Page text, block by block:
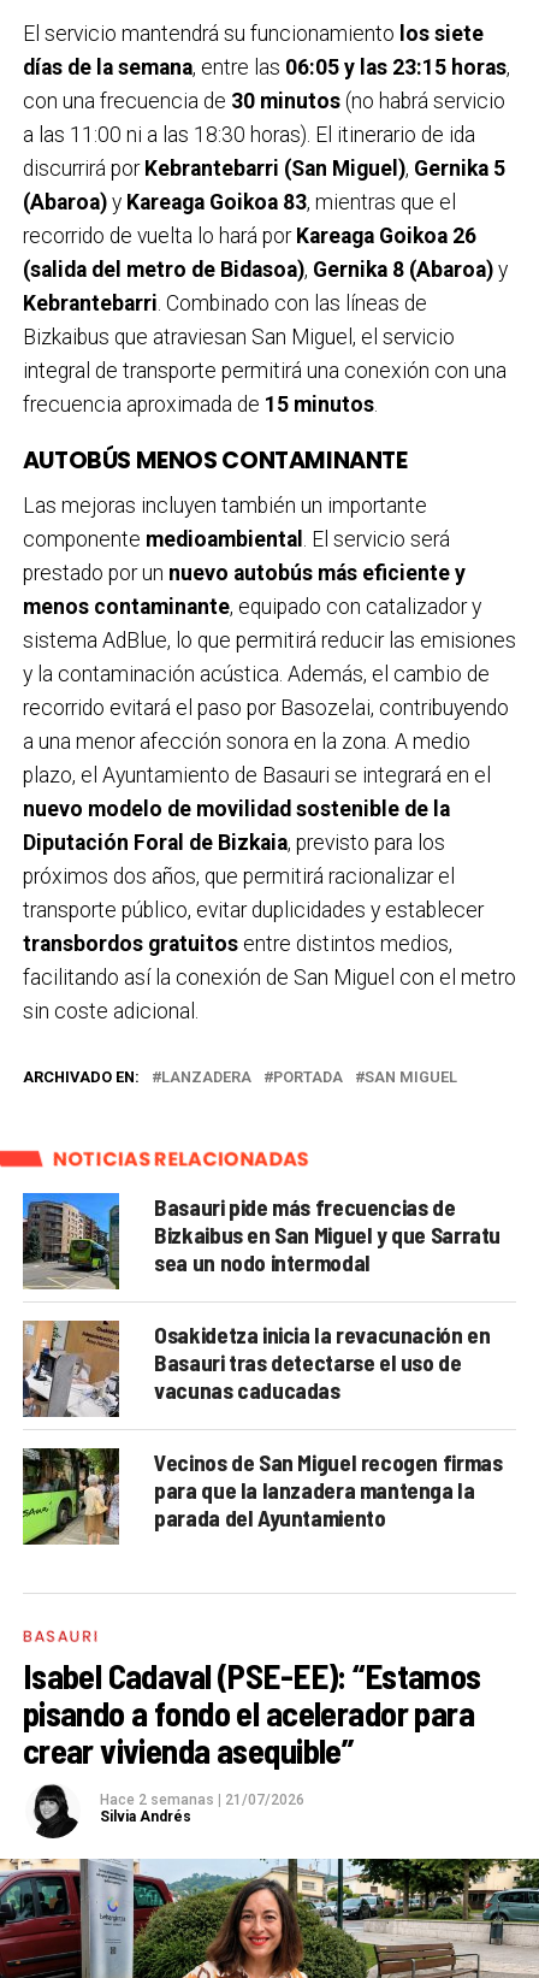
El servicio mantendrá su funcionamiento los siete
días de la semana, entre las 06:05 y las 23:15 horas,
con una frecuencia de 30 minutos(no habrá servicio
a las 11:00 ni a las 18:30 horas). El itinerario de ida
discurrirá por Kebrantebarri (San Miguel), Gernika 5
(Abaroa)y Kareaga Goikoa 83, mientras que el
recorrido de vuelta lo hará por Kareaga Goikoa 26
(salida del metro de Bidasoa), Gernika 8 (Abaroa)y
Kebrantebarri. Combinado con las líneas de
Bizkaibus que atraviesan San Miguel, el servicio
integral de transporte permitirá una conexión con una
frecuencia aproximada de 15 minutos.
AUTOBÚS MENOS CONTAMINANTE
Las mejoras incluyen también un importante
componente medioambiental . El servicio será
prestado por un nuevo autobús más eficiente y
menos contaminante, equipado con catalizador y
sistema AdBlue, lo que permitirá reducir las emisiones
y la contaminación acústica. Además, el cambio de
recorrido evitará el paso por Basozelai, contribuyendo
a una menor afección sonora en la zona. A medio
plazo, el Ayuntamiento de Basauri se integrará en el
nuevo modelo de movilidad sostenible de la
Diputación Foral de Bizkaia, previsto para los
próximos dos años, que permitirá racionalizar el
transporte público, evitar duplicidades y establecer
transbordos gratuitosentre distintos medios,
facilitando así la conexión de San Miguel con el metro
sin coste adicional.
ARCHIVADO EN: LANZADERA PORTADA SAN MIGUEL
NOTICIAS RELACIONADAS
Basauri pide más frecuencias de
Bizkaibus en San Miguel y que Sarratu
sea un nodo intermodal
Osakidetza inicia la revacunación en
Basauri tras detectarse el uso de
vacunas caducadas
Vecinos de San Miguel recogen firmas
para que la lanzadera mantenga la
parada del Ayuntamiento
BASAURI
Isabel Cadaval (PSE-EE): “Estamos
pisando a fondo el acelerador para
crear vivienda asequible”
Hace 2 semanas
21/07/2026
Silvia Andrés